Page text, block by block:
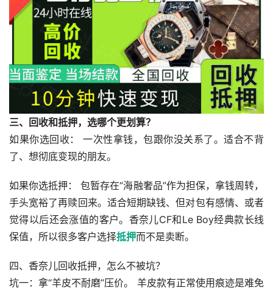
三、回收和抵押，选哪个更划算？
如果你选回收： 一次性拿钱，包跟你没关系了。适合不背
了、想彻底变现的朋友。
如果你选抵押： 包暂存在“海融奢品”作为担保，拿钱周转，
手头宽裕了再赎回来。适合短期缺钱、但对包有感情、或者
觉得以后还会涨值的客户。香奈儿CF和Le Boy经典款长线
保值，所以很多客户选择抵押而不是卖断。
四、香奈儿回收抵押，怎么不被坑？
坑一：拿“羊皮不耐磨”压价。 羊皮款有正常使用痕迹是难免